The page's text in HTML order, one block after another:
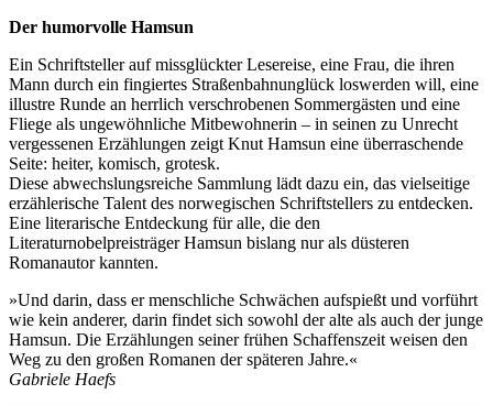
Der humorvolle Hamsun
Ein Schriftsteller auf missglückter Lesereise, eine Frau, die ihren
Mann durch ein fingiertes Straßenbahnunglück loswerden will, eine
illustre Runde an herrlich verschrobenen Sommergästen und eine
Fliege als ungewöhnliche Mitbewohnerin – in seinen zu Unrecht
vergessenen Erzählungen zeigt Knut Hamsun eine überraschende
Seite: heiter, komisch, grotesk.
Diese abwechslungsreiche Sammlung lädt dazu ein, das vielseitige
erzählerische Talent des norwegischen Schriftstellers zu entdecken.
Eine literarische Entdeckung für alle, die den
Literaturnobelpreisträger Hamsun bislang nur als düsteren
Romanautor kannten.
»Und darin, dass er menschliche Schwächen aufspießt und vorführt
wie kein anderer, darin findet sich sowohl der alte als auch der junge
Hamsun. Die Erzählungen seiner frühen Schaffenszeit weisen den
Weg zu den großen Romanen der späteren Jahre.«
Gabriele Haefs